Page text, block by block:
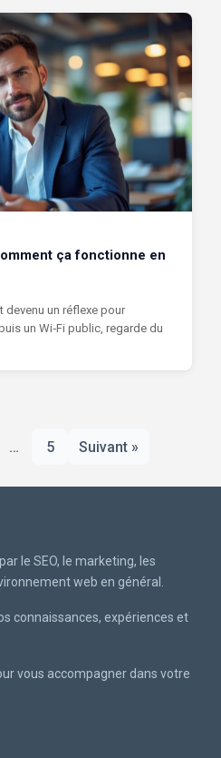
ça fonctionne en
devenu un réflexe pour
un Wi‑Fi public, regarde du
Pagination
… 5 Suivant »
le SEO, le marketing, les
web en général.
connaissances, expériences et
vous accompagner dans votre